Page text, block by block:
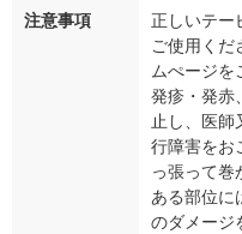
注意事項
正しいテー
ご使用くだ
ムぺージを
発疹・発赤
止し、医師
行障害をお
っ張って巻
ある部位に
のダメージ